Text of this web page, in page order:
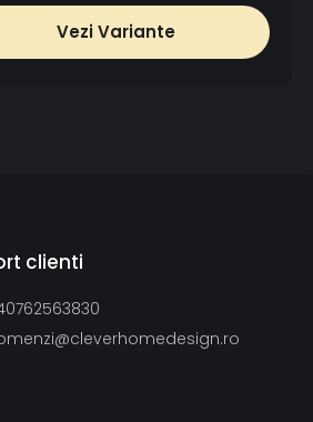
Vezi Variante
clienti